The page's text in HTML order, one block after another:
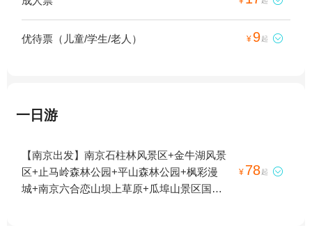
优待票（儿童/学生/老人） ¥ 9起 
一日游
【南京出发】南京石柱林风景区+金牛湖风景
区+止马岭森林公园+平山森林公园+枫彩漫
城+南京六合恋山坝上草原+瓜埠山景区国家
¥ 78起 